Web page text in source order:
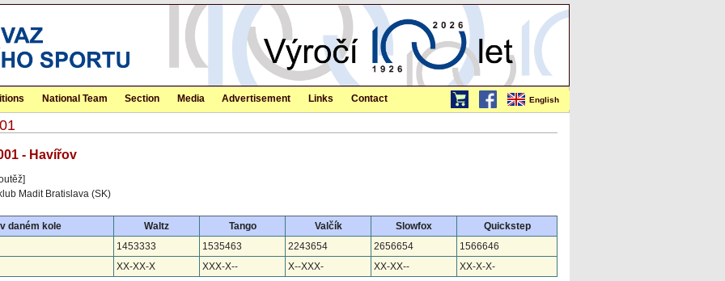
English
National Team Section Media Advertisement Links Contact
- Havířov
Madit Bratislava (SK)
daném kole Waltz Tango Valčík Slowfox
Quickstep
1453333 1535463 2243654 2656654
1566646
XX-XX-X XXX-X-- X--XXX- XX-XX--
XX-X-X-